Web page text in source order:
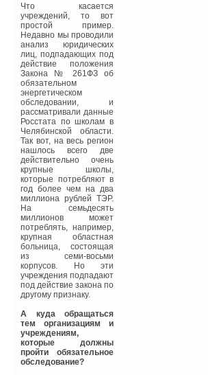
Что касается
учреждений, то вот
простой пример.
Недавно мы проводили
анализ юридических
лиц, подпадающих под
действие положения
Закона № 261ФЗ об
обязательном
энергетическом
обследовании, и
рассматривали данные
Росстата по школам в
Челябинской области.
Так вот, на весь регион
нашлось всего две
действительно очень
крупные школы,
которые потребляют в
год более чем на два
миллиона рублей ТЭР.
На семьдесять
миллионов может
потреблять, например,
крупная областная
больница, состоящая
из семи-восьми
корпусов. Но эти
учреждения подпадают
под действие закона по
другому признаку.
А куда обращаться
тем организациям и
учреждениям,
которые должны
пройти обязательное
обследование?
максимальная годовая
потребность в тепле для
отопления составит
Qmax = f(A/V), и, в
зависимости от
отношения общей
суммарной площади
теплопереноса A к
строительному объему
V, она не должна
превышать значения
40–75 кВт⋅ч на м2
отапливаемой площади
в год. На практике
потребление колеблется
от 35 до 80
кВт⋅ч/(м2⋅год), что
приблизительно
соответствует расходу
от 3,5 до 8 л дизельного
топлива, либо 3,5–8 м3
природного газа в год на
1
м2.Энергоэффективные
здания имеют
незначительную
потребность в тепловой
мощности необходимой
для отопления. Однако
для обеспечения
горячего
покрытия затрат на
теплопотери и
вентиляцию ее
приходится иногда
увеличивать в три-пять
раз. Для создания